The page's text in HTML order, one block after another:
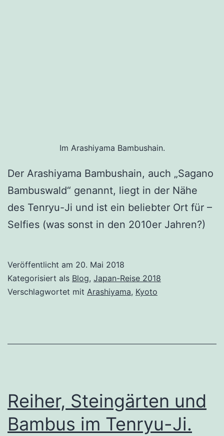
Im Arashiyama Bambushain.
Der Arashiyama Bambushain, auch „Sagano
Bambuswald“ genannt, liegt in der Nähe
des Tenryu-Ji und ist ein beliebter Ort für –
Selfies (was sonst in den 2010er Jahren?)
Veröffentlicht am 20. Mai 2018
Kategorisiert als Blog, Japan-Reise 2018
Verschlagwortet mit Arashiyama, Kyoto
Reiher, Steingärten und
Bambus im Tenryu-Ji.